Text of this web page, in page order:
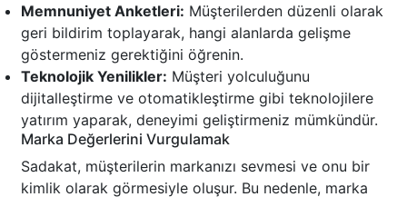
Memnuniyet Anketleri: Müşterilerden düzenli olarak
geri bildirim toplayarak, hangi alanlarda gelişme
göstermeniz gerektiğini öğrenin.
Teknolojik Yenilikler: Müşteri yolculuğunu
dijitalleştirme ve otomatikleştirme gibi teknolojilere
yatırım yaparak, deneyimi geliştirmeniz mümkündür.
Marka Değerlerini Vurgulamak
Sadakat, müşterilerin markanızı sevmesi ve onu bir
kimlik olarak görmesiyle oluşur. Bu nedenle, marka